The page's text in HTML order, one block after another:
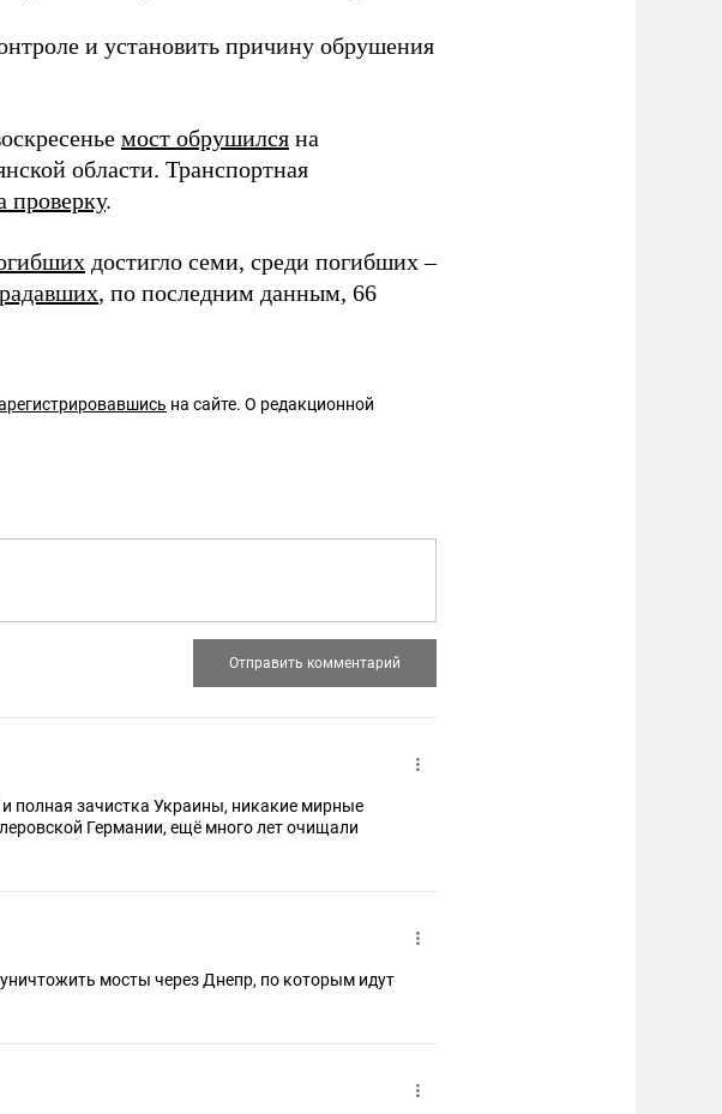
и установить причину обрушения
мост обрушился на
области. Транспортная
проверку.
достигло семи, среди погибших –
, по последним данным, 66
на сайте. О редакционной
зачистка Украины, никакие мирные
Германии, ещё много лет очищали
мосты через Днепр, по которым идут